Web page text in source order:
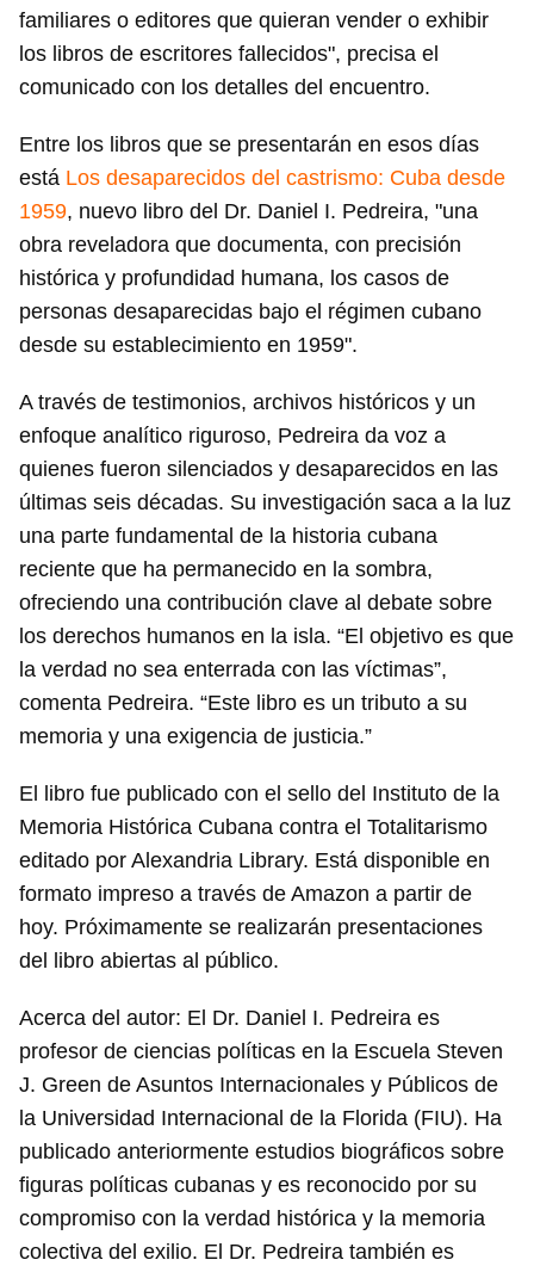
familiares o editores que quieran vender o exhibir
los libros de escritores fallecidos", precisa el
comunicado con los detalles del encuentro.
Entre los libros que se presentarán en esos días
está Los desaparecidos del castrismo: Cuba desde
1959, nuevo libro del Dr. Daniel I. Pedreira, "una
obra reveladora que documenta, con precisión
histórica y profundidad humana, los casos de
personas desaparecidas bajo el régimen cubano
desde su establecimiento en 1959".
A través de testimonios, archivos históricos y un
enfoque analítico riguroso, Pedreira da voz a
quienes fueron silenciados y desaparecidos en las
últimas seis décadas. Su investigación saca a la luz
una parte fundamental de la historia cubana
reciente que ha permanecido en la sombra,
ofreciendo una contribución clave al debate sobre
los derechos humanos en la isla. “El objetivo es que
la verdad no sea enterrada con las víctimas”,
comenta Pedreira. “Este libro es un tributo a su
memoria y una exigencia de justicia.”
El libro fue publicado con el sello del Instituto de la
Memoria Histórica Cubana contra el Totalitarismo
editado por Alexandria Library. Está disponible en
formato impreso a través de Amazon a partir de
hoy. Próximamente se realizarán presentaciones
del libro abiertas al público.
Acerca del autor: El Dr. Daniel I. Pedreira es
profesor de ciencias políticas en la Escuela Steven
J. Green de Asuntos Internacionales y Públicos de
la Universidad Internacional de la Florida (FIU). Ha
publicado anteriormente estudios biográficos sobre
figuras políticas cubanas y es reconocido por su
compromiso con la verdad histórica y la memoria
colectiva del exilio. El Dr. Pedreira también es